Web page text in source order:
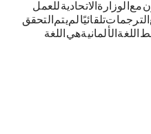
مع الوزارة الاتحادية للعمل
تلقائيًا. لم يتم التحقق
اللغة الألمانية هي اللغة